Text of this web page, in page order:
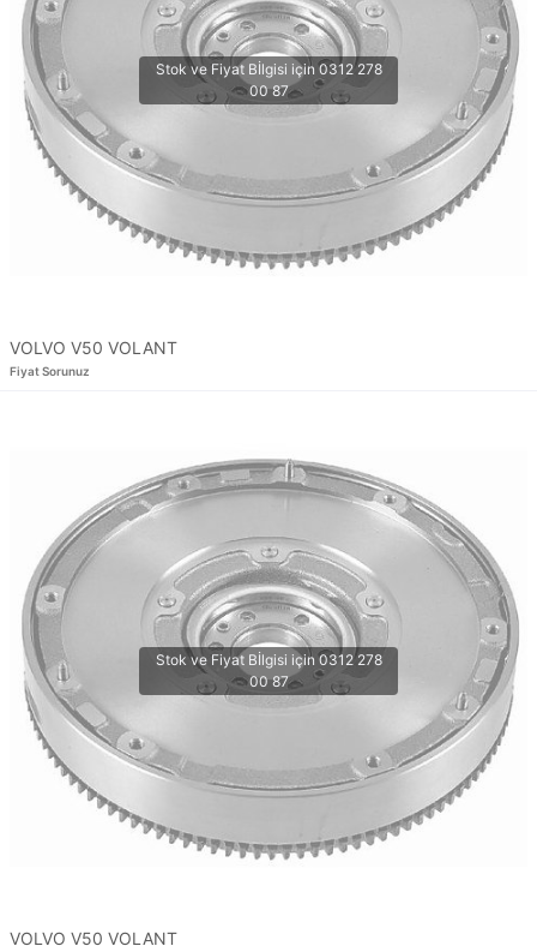
VOLVO V50 VOLANT
Fiyat Sorunuz
VOLVO V50 VOLANT